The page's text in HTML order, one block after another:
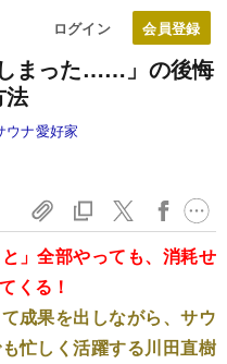
ログイン
しまった……」の後悔
法
ウナ愛好家
」全部やっても、消耗せ
くる！
成果を出しながら、サウ
忙しく活躍する川田直樹